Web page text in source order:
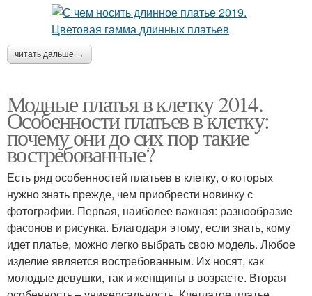
читать дальше →
Модные платья в клетку 2014.
Особенности платьев в клетку:
почему они до сих пор такие
востребованные?
Есть ряд особенностей платьев в клетку, о которых
нужно знать прежде, чем приобрести новинку с
фотографии. Первая, наиболее важная: разнообразие
фасонов и рисунка. Благодаря этому, если знать, кому
идет платье, можно легко выбрать свою модель. Любое
изделие является востребованным. Их носят, как
молодые девушки, так и женщины в возрасте. Вторая